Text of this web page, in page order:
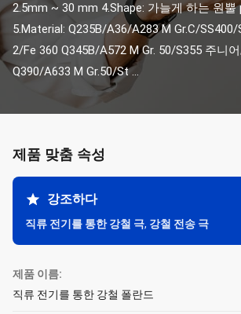
2.5mm ~ 30 mm 4.Shape: 가늘게 하는 원뿔
5.Material: Q235B/A36/A283 M Gr.C/
2/Fe 360 Q345B/A572 M Gr. 50/S355 주니
Q390/A633 M Gr.50/St ...
제품 맞춤 속성
강조하다
직류 전기를 통한 강철 극, 강철 전송 극
제품 이름:
직류 전기를 통한 강철 폴란드